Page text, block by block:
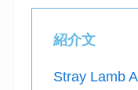
紹介文
Stray Lamb